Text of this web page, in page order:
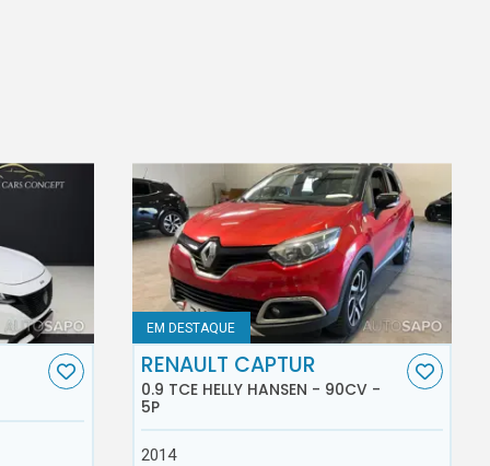
EM DESTAQUE
RENAULT CAPTUR
0.9 TCE HELLY HANSEN - 90CV -
5P
2014